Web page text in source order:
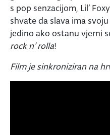
s pop senzacijom, Lil’
shvate da slava ima
jedino ako ostanu vjerni
rock n’ rolla!
Film je sinkroniziran na